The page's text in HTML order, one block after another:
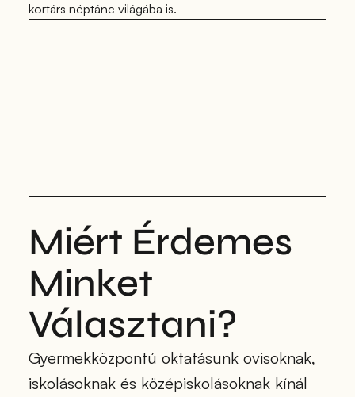
kortárs néptánc világába is.
Miért Érdemes
Minket
Választani?
Gyermekközpontú oktatásunk ovisoknak,
iskolásoknak és középiskolásoknak kínál